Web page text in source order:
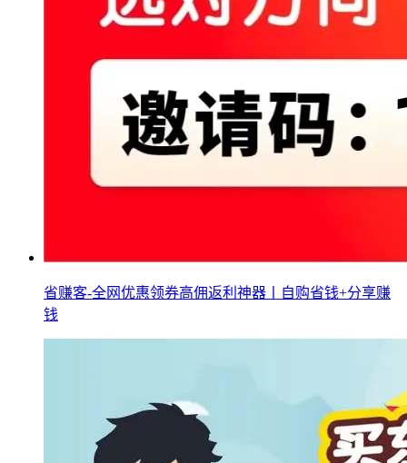
省赚客-全网优惠领券高佣返利神器丨自购省钱+分享赚
钱